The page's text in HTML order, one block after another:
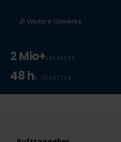
Weitere Gewerke
2 Mio+ANFRAGEN
48 hØ REAKTION